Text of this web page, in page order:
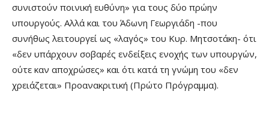
συνιστούν ποινική ευθύνη» για τους δύο πρώην
υπουργούς. Αλλά και του Άδωνη Γεωργιάδη -που
συνήθως λειτουργεί ως «λαγός» του Κυρ. Μητσοτάκη- ότι
«δεν υπάρχουν σοβαρές ενδείξεις ενοχής των υπουργών,
ούτε καν αποχρώσες» και ότι κατά τη γνώμη του «δεν
χρειάζεται» Προανακριτική (Πρώτο Πρόγραμμα).